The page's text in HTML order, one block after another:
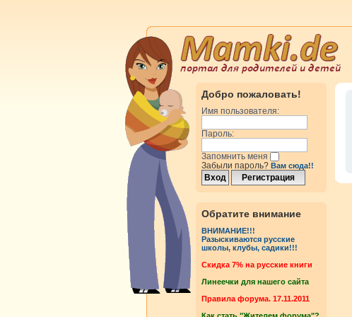
Добро пожаловать!
Имя пользователя:
Пароль:
Запомнить меня
Забыли пароль? Вам сюда!!
Обратите внимание
ВНИМАНИЕ!!!
Разыскиваются русские
школы, клубы, садики!!!
Cкидка 7% на русские книги
Линеечки для нашего сайта
Правила форума. 17.11.2011